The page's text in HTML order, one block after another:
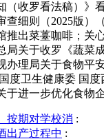
（收罗看法稿）》
查细则（2025版
推出菜薹咖啡；关
关于收罗《蔬菜
理局关于食物平
度卫生健康委 国
于进一步优化食
按期对学校消 :
出产过程中 :